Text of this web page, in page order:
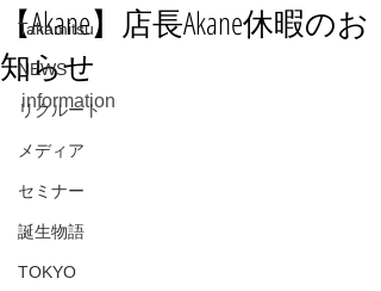
Takamitsu
NEWS
リクルート
メディア
セミナー
誕生物語
TOKYO
【Akane】店長Akane休暇のお
知らせ
information